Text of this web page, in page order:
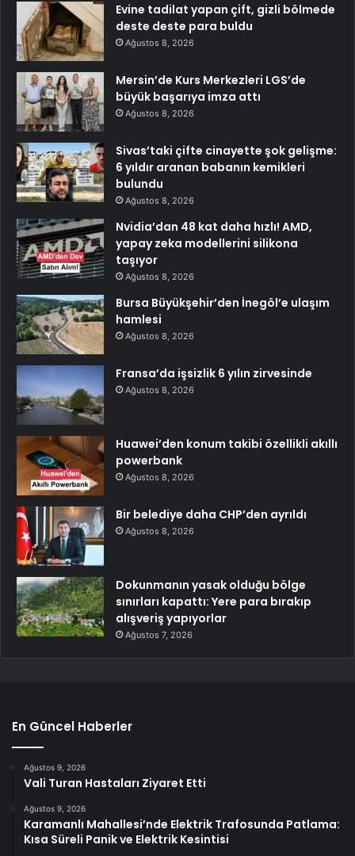
Evine tadilat yapan çift, gizli bölmede
deste deste para buldu
Ağustos 8, 2026
Mersin’de Kurs Merkezleri LGS’de
büyük başarıya imza attı
Ağustos 8, 2026
Sivas’taki çifte cinayette şok gelişme:
6 yıldır aranan babanın kemikleri
bulundu
Ağustos 8, 2026
Nvidia’dan 48 kat daha hızlı! AMD,
yapay zeka modellerini silikona
taşıyor
Ağustos 8, 2026
Bursa Büyükşehir’den İnegöl’e ulaşım
hamlesi
Ağustos 8, 2026
Fransa’da işsizlik 6 yılın zirvesinde
Ağustos 8, 2026
Huawei’den konum takibi özellikli akıllı
powerbank
Ağustos 8, 2026
Bir belediye daha CHP’den ayrıldı
Ağustos 8, 2026
Dokunmanın yasak olduğu bölge
sınırları kapattı: Yere para bırakıp
alışveriş yapıyorlar
Ağustos 7, 2026
En Güncel Haberler
Ağustos 9, 2026
Vali Turan Hastaları Ziyaret Etti
Ağustos 9, 2026
Karamanlı Mahallesi’nde Elektrik Trafosunda Patlama:
Kısa Süreli Panik ve Elektrik Kesintisi